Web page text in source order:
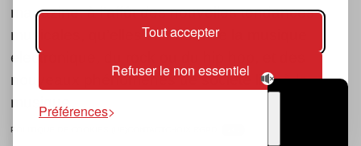
Tout accepter
Refuser le non essentiel
Préférences
magazine, à l’affût des nouvelles tendances
musicales, qu’elles viennent de la musique
électronique, du rock ou du hip hop, et des
nouveaux phénomènes de société liés à la
musique.
POLITIQUE DE COOKIES (UE)